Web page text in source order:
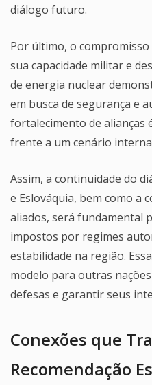
diálogo futuro.
Por último, o
sua capacidade militar e
de energia nuclear
em busca de segurança e
fortalecimento de alianças
frente a um cenário
Assim, a continuidade do
e Eslováquia, bem como a
aliados, será fundamental
impostos por regimes
estabilidade na região.
modelo para outras
defesas e garantir seus
Conexões que
Recomendação